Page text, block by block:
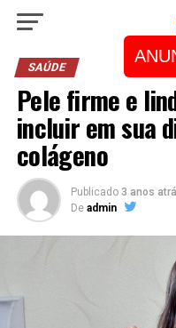
SAÚDE
Pele firme e
incluir em sua
colágeno
Publicado 3 anos
De admin